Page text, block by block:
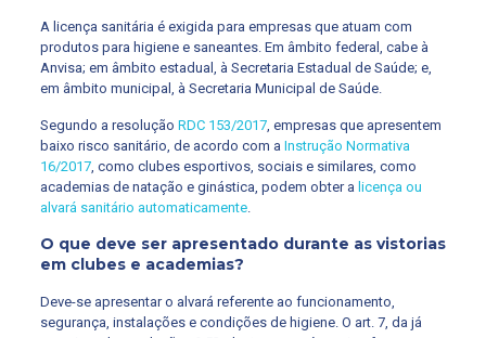
A licença sanitária é exigida para empresas que atuam com
produtos para higiene e saneantes. Em âmbito federal, cabe à
Anvisa; em âmbito estadual, à Secretaria Estadual de Saúde; e,
em âmbito municipal, à Secretaria Municipal de Saúde.
Segundo a resolução RDC 153/2017, empresas que apresentem
baixo risco sanitário, de acordo com a Instrução Normativa
16/2017, como clubes esportivos, sociais e similares, como
academias de natação e ginástica, podem obter a licença ou
alvará sanitário automaticamente.
O que deve ser apresentado durante as vistorias
em clubes e academias?
Deve-se apresentar o alvará referente ao funcionamento,
segurança, instalações e condições de higiene. O art. 7, da já